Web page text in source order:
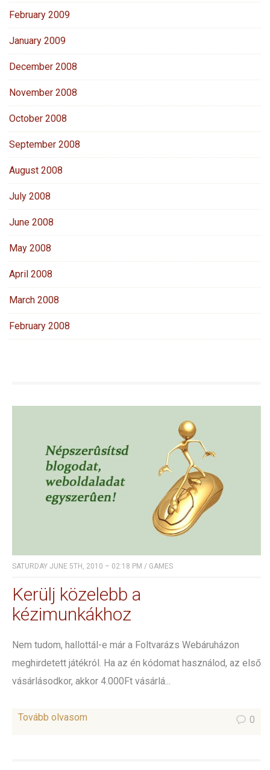
February 2009
January 2009
December 2008
November 2008
October 2008
September 2008
August 2008
July 2008
June 2008
May 2008
April 2008
March 2008
February 2008
SATURDAY JUNE 5TH, 2010 – 02:18 PM / GAMES
Kerülj közelebb a
kézimunkákhoz
Nem tudom, hallottál-e már a Foltvarázs Webáruházon
meghirdetett játékról. Ha az én kódomat használod, az első
vásárlásodkor, akkor 4.000Ft vásárlá...
Tovább olvasom 0